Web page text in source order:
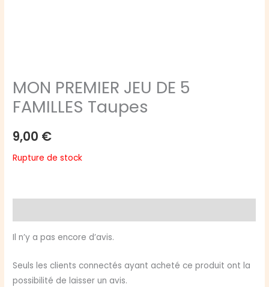
MON PREMIER JEU DE 5
FAMILLES Taupes
9,00 €
Rupture de stock
Il n’y a pas encore d’avis.
Seuls les clients connectés ayant acheté ce produit ont la
possibilité de laisser un avis.